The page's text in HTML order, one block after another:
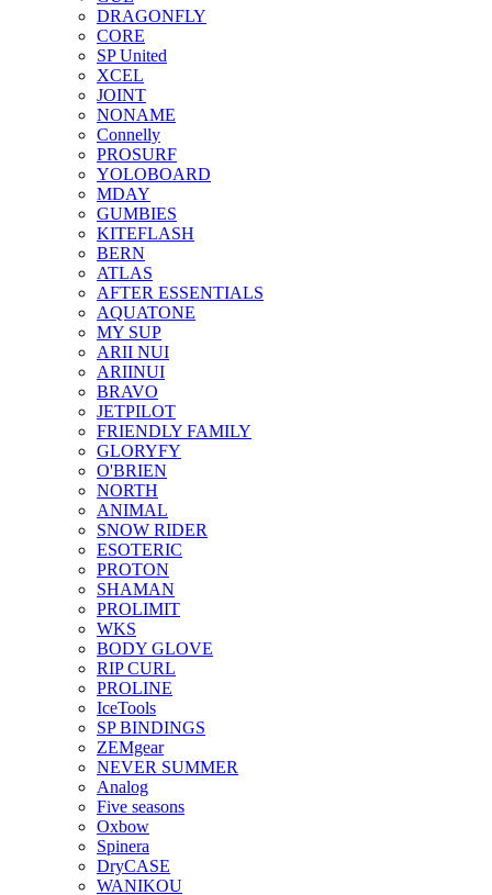
DRAGONFLY
CORE
SP United
XCEL
JOINT
NONAME
Connelly
PROSURF
YOLOBOARD
MDAY
GUMBIES
KITEFLASH
BERN
ATLAS
AFTER ESSENTIALS
AQUATONE
MY SUP
ARII NUI
ARIINUI
BRAVO
JETPILOT
FRIENDLY FAMILY
GLORYFY
O'BRIEN
NORTH
ANIMAL
SNOW RIDER
ESOTERIC
PROTON
SHAMAN
PROLIMIT
WKS
BODY GLOVE
RIP CURL
PROLINE
IceTools
SP BINDINGS
ZEMgear
NEVER SUMMER
Analog
Five seasons
Oxbow
Spinera
DryCASE
WANIKOU